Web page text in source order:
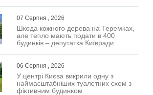
07 Серпня , 2026
Шкода кожного дерева на Теремках,
але тепло мають подати в 400
будинків – депутатка Київради
06 Серпня , 2026
У центрі Києва викрили одну з
наймасштабніших туалетних схем з
фіктивним будинком